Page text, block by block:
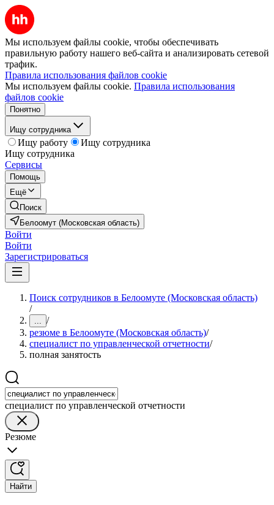
Мы используем файлы cookie, чтобы обеспечивать
правильную работу нашего веб-сайта и анализировать сетевой
трафик.
Правила использования файлов cookie
Мы используем файлы cookie. Правила использования
файлов cookie
Понятно
Ищу сотрудника
Ищу работу
Ищу сотрудника
Ищу сотрудника
Сервисы
Помощь
Ещё
Поиск
Белоомут (Московская область)
Войти
Войти
Зарегистрироваться
Поиск сотрудников в Белоомуте (Московская область)
/
... /
резюме в Белоомуте (Московская область)/
специалист по управленческой отчетности/
полная занятость
специалист по управленческой отчетности
Резюме
Найти